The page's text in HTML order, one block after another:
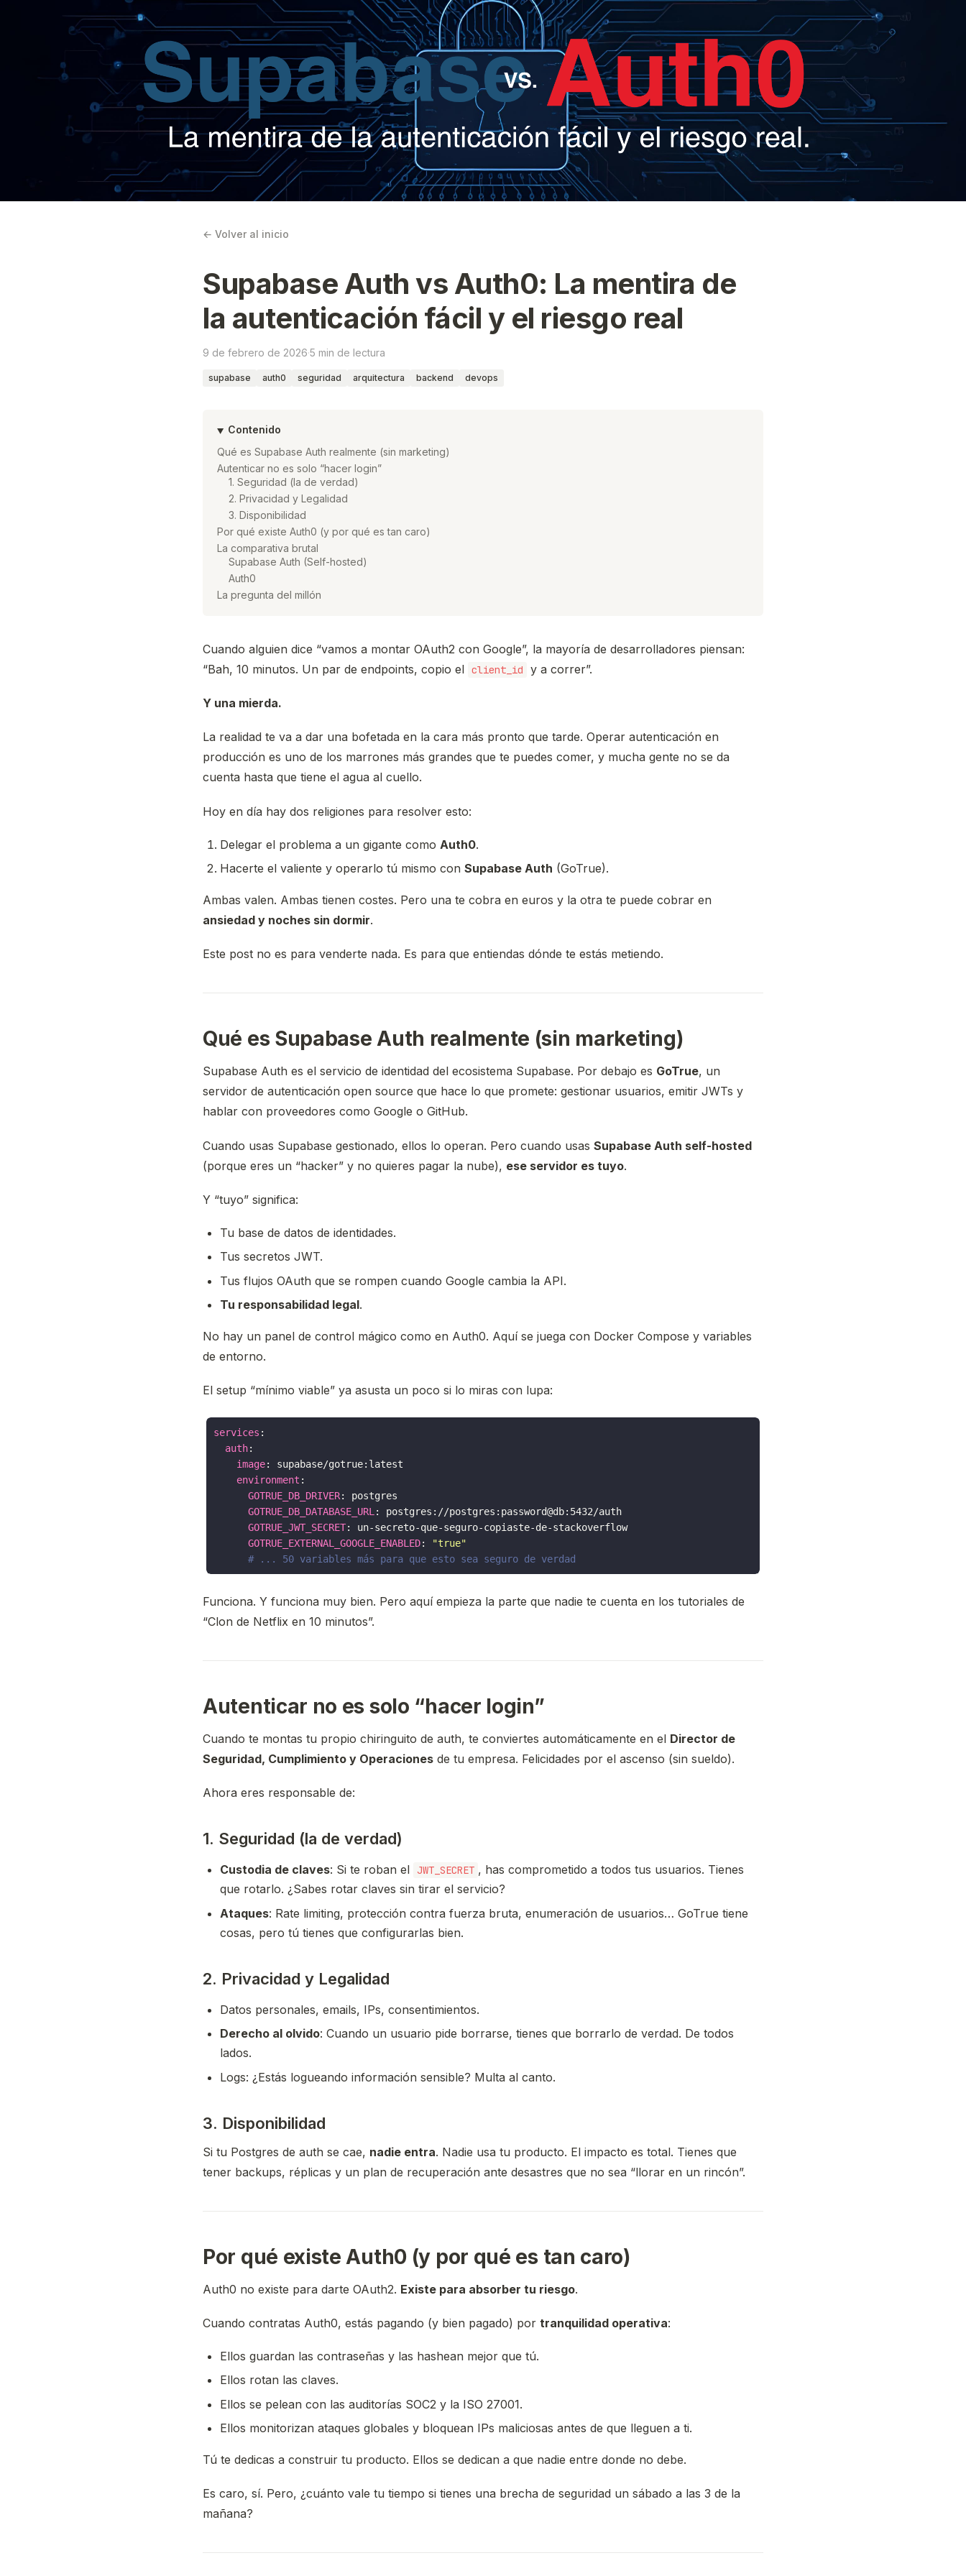
← Volver al inicio
Supabase Auth vs Auth0: La mentira de
la autenticación fácil y el riesgo real
9 de febrero de 2026·5 min de lectura
supabase auth0 seguridad arquitectura backend devops
Contenido
Qué es Supabase Auth realmente (sin marketing)
Autenticar no es solo “hacer login”
1. Seguridad (la de verdad)
2. Privacidad y Legalidad
3. Disponibilidad
Por qué existe Auth0 (y por qué es tan caro)
La comparativa brutal
Supabase Auth (Self-hosted)
Auth0
La pregunta del millón
Cuando alguien dice “vamos a montar OAuth2 con Google”, la mayoría de desarrolladores piensan:
“Bah, 10 minutos. Un par de endpoints, copio el client_id y a correr”.
Y una mierda.
La realidad te va a dar una bofetada en la cara más pronto que tarde. Operar autenticación en
producción es uno de los marrones más grandes que te puedes comer, y mucha gente no se da
cuenta hasta que tiene el agua al cuello.
Hoy en día hay dos religiones para resolver esto:
Delegar el problema a un gigante como Auth0.
Hacerte el valiente y operarlo tú mismo con Supabase Auth (GoTrue).
Ambas valen. Ambas tienen costes. Pero una te cobra en euros y la otra te puede cobrar en
ansiedad y noches sin dormir.
Este post no es para venderte nada. Es para que entiendas dónde te estás metiendo.
Qué es Supabase Auth realmente (sin marketing)
Supabase Auth es el servicio de identidad del ecosistema Supabase. Por debajo es GoTrue, un
servidor de autenticación open source que hace lo que promete: gestionar usuarios, emitir JWTs y
hablar con proveedores como Google o GitHub.
Cuando usas Supabase gestionado, ellos lo operan. Pero cuando usas Supabase Auth self-hosted
(porque eres un “hacker” y no quieres pagar la nube), ese servidor es tuyo.
Y “tuyo” significa:
Tu base de datos de identidades.
Tus secretos JWT.
Tus flujos OAuth que se rompen cuando Google cambia la API.
Tu responsabilidad legal.
No hay un panel de control mágico como en Auth0. Aquí se juega con Docker Compose y variables
de entorno.
El setup “mínimo viable” ya asusta un poco si lo miras con lupa:
services :
auth:
image:
supabase/gotrue:latest
environment :
GOTRUE_DB_DRIVER:
postgres
GOTRUE_DB_DATABASE_URL:
postgres://postgres:password@db:5432/auth
GOTRUE_JWT_SECRET:
un-secreto-que-seguro-copiaste-de-stackoverflow
GOTRUE_EXTERNAL_GOOGLE_ENABLED:
"true"
# ... 50 variables más para que esto sea seguro de verdad
Funciona. Y funciona muy bien. Pero aquí empieza la parte que nadie te cuenta en los tutoriales de
“Clon de Netflix en 10 minutos”.
Autenticar no es solo “hacer login”
Cuando te montas tu propio chiringuito de auth, te conviertes automáticamente en el Director de
Seguridad, Cumplimiento y Operaciones de tu empresa. Felicidades por el ascenso (sin sueldo).
Ahora eres responsable de:
1. Seguridad (la de verdad)
Custodia de claves: Si te roban el JWT_SECRET , has comprometido a todos tus usuarios. Tienes
que rotarlo. ¿Sabes rotar claves sin tirar el servicio?
Ataques: Rate limiting, protección contra fuerza bruta, enumeración de usuarios… GoTrue tiene
cosas, pero tú tienes que configurarlas bien.
2. Privacidad y Legalidad
Datos personales, emails, IPs, consentimientos.
Derecho al olvido: Cuando un usuario pide borrarse, tienes que borrarlo de verdad. De todos
lados.
Logs: ¿Estás logueando información sensible? Multa al canto.
3. Disponibilidad
Si tu Postgres de auth se cae, nadie entra. Nadie usa tu producto. El impacto es total. Tienes que
tener backups, réplicas y un plan de recuperación ante desastres que no sea “llorar en un rincón”.
Por qué existe Auth0 (y por qué es tan caro)
Auth0 no existe para darte OAuth2. Existe para absorber tu riesgo.
Cuando contratas Auth0, estás pagando (y bien pagado) por tranquilidad operativa:
Ellos guardan las contraseñas y las hashean mejor que tú.
Ellos rotan las claves.
Ellos se pelean con las auditorías SOC2 y la ISO 27001.
Ellos monitorizan ataques globales y bloquean IPs maliciosas antes de que lleguen a ti.
Tú te dedicas a construir tu producto. Ellos se dedican a que nadie entre donde no debe.
Es caro, sí. Pero, ¿cuánto vale tu tiempo si tienes una brecha de seguridad un sábado a las 3 de la
mañana?